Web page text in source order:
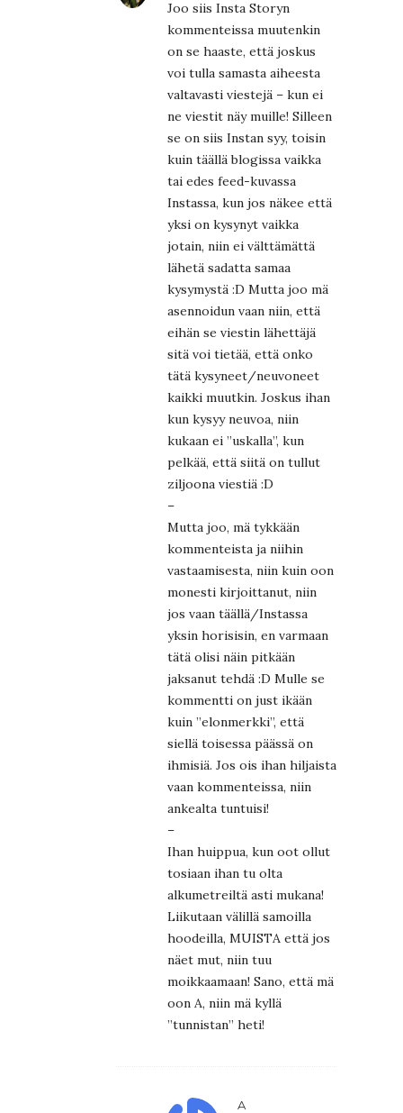
Joo siis Insta Storyn
kommenteissa muutenkin
on se haaste, että joskus
voi tulla samasta aiheesta
valtavasti viestejä – kun ei
ne viestit näy muille! Silleen
se on siis Instan syy, toisin
kuin täällä blogissa vaikka
tai edes feed-kuvassa
Instassa, kun jos näkee että
yksi on kysynyt vaikka
jotain, niin ei välttämättä
lähetä sadatta samaa
kysymystä :D Mutta joo mä
asennoidun vaan niin, että
eihän se viestin lähettäjä
sitä voi tietää, että onko
tätä kysyneet/neuvoneet
kaikki muutkin. Joskus ihan
kun kysyy neuvoa, niin
kukaan ei ”uskalla”, kun
pelkää, että siitä on tullut
ziljoona viestiä :D
–
Mutta joo, mä tykkään
kommenteista ja niihin
vastaamisesta, niin kuin oon
monesti kirjoittanut, niin
jos vaan täällä/Instassa
yksin horisisin, en varmaan
tätä olisi näin pitkään
jaksanut tehdä :D Mulle se
kommentti on just ikään
kuin ”elonmerkki”, että
siellä toisessa päässä on
ihmisiä. Jos ois ihan hiljaista
vaan kommenteissa, niin
ankealta tuntuisi!
–
Ihan huippua, kun oot ollut
tosiaan ihan tu olta
alkumetreiltä asti mukana!
Liikutaan välillä samoilla
hoodeilla, MUISTA että jos
näet mut, niin tuu
moikkaamaan! Sano, että mä
oon A, niin mä kyllä
”tunnistan” heti!
A